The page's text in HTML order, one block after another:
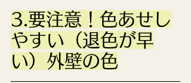
3.要注意！色あせし
やすい（退色が早
い）外壁の色